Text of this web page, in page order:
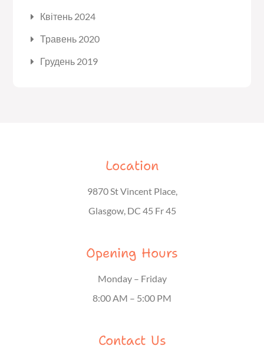
Квітень 2024
Травень 2020
Грудень 2019
Location
9870 St Vincent Place,
Glasgow, DC 45 Fr 45
Opening Hours
Monday – Friday
8:00 AM – 5:00 PM
Contact Us